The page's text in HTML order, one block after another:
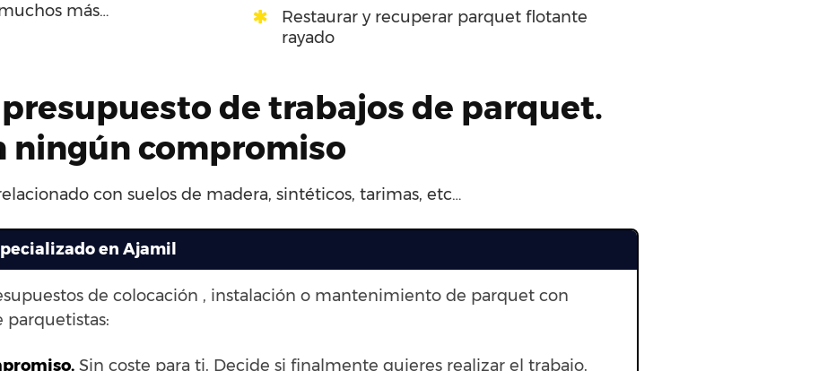
más…
Restaurar y recuperar parquet flotante
rayado
de trabajos de parquet.
ningún compromiso
con suelos de madera, sintéticos, tarimas, etc…
en Ajamil
de colocación , instalación o mantenimiento de parquet con
parquetistas:
Sin coste para ti. Decide si finalmente quieres realizar el trabajo.